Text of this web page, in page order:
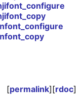
[permalink][rdoc]